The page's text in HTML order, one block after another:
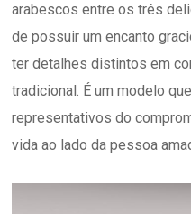
arabescos entre os três
de possuir um encanto
ter detalhes distintos em
tradicional. É um modelo
representativos do
vida ao lado da pessoa